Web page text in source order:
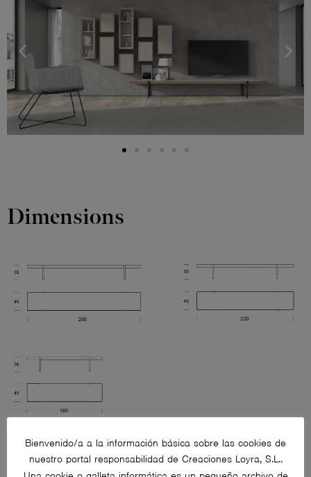
Dimensions
Bienvenido/a a la información básica sobre las cookies de
nuestro portal responsabilidad de Creaciones Loyra, S.L..